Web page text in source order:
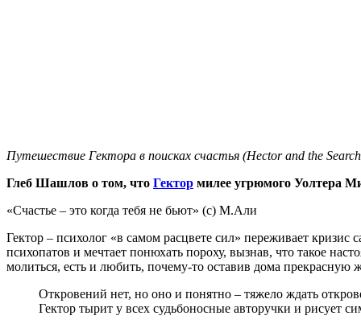
Путешествие Гектора в поисках счастья (Hector and the
Глеб Шашлов о том, что Гектор милее угрюмого Уолтера
«Счастье – это когда тебя не бьют» (с) М.Али
Гектор – психолог «в самом расцвете сил» переживает
психопатов и мечтает понюхать пороху, вызнав, что такое
молиться, есть и любить, почему-то оставив дома
Откровений нет, но оно и понятно – тяжело ждать
Гектор тырит у всех судьбоносные авторучки и рисует